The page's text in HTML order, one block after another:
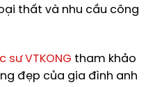
thất và nhu cầu công
sư VTKONG tham khảo
đẹp của gia đình anh